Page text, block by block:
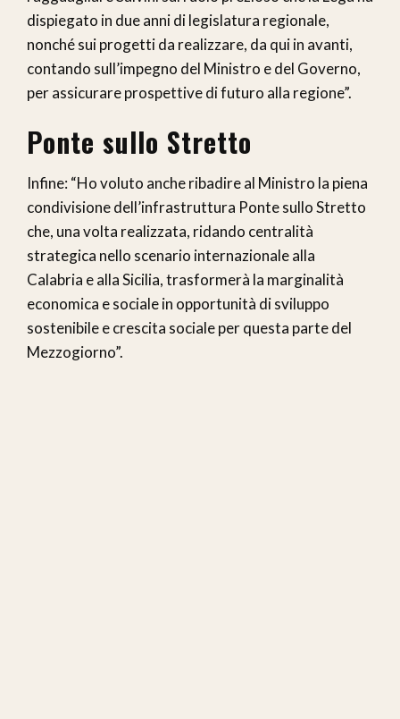
dispiegato in due anni di legislatura regionale,
nonché sui progetti da realizzare, da qui in avanti,
contando sull’impegno del Ministro e del Governo,
per assicurare prospettive di futuro alla regione”.
Ponte sullo Stretto
Infine: “Ho voluto anche ribadire al Ministro la piena
condivisione dell’infrastruttura Ponte sullo Stretto
che, una volta realizzata, ridando centralità
strategica nello scenario internazionale alla
Calabria e alla Sicilia, trasformerà la marginalità
economica e sociale in opportunità di sviluppo
sostenibile e crescita sociale per questa parte del
Mezzogiorno”.